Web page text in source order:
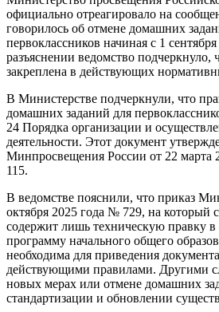
официально отреагировало на
говорилось об отмене домашних
первоклассников начиная с 1
разъяснении ведомство подчеркнуло,
закреплена в действующих
В Министерстве подчеркнули, что
домашних заданий для
24 Порядка организации и
деятельности. Этот документ
Минпросвещения России от 22 марта
115.
В ведомстве пояснили, что приказ
октября 2025 года № 729, на
содержит лишь техническую правку
программу начального общего
необходима для приведения
действующими правилами. Другими
новых мерах или отмене домашних
стандартизации и обновлении